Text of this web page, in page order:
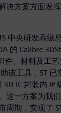
决方案方面发
中央研发高级
的 Calibre
件、材料及工
该工具，ST 已
IC 封装内 IP
这一方案为我
周期，实现了